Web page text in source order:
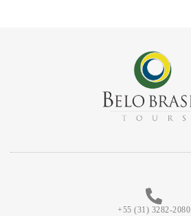
+55 (31) 3282-2080